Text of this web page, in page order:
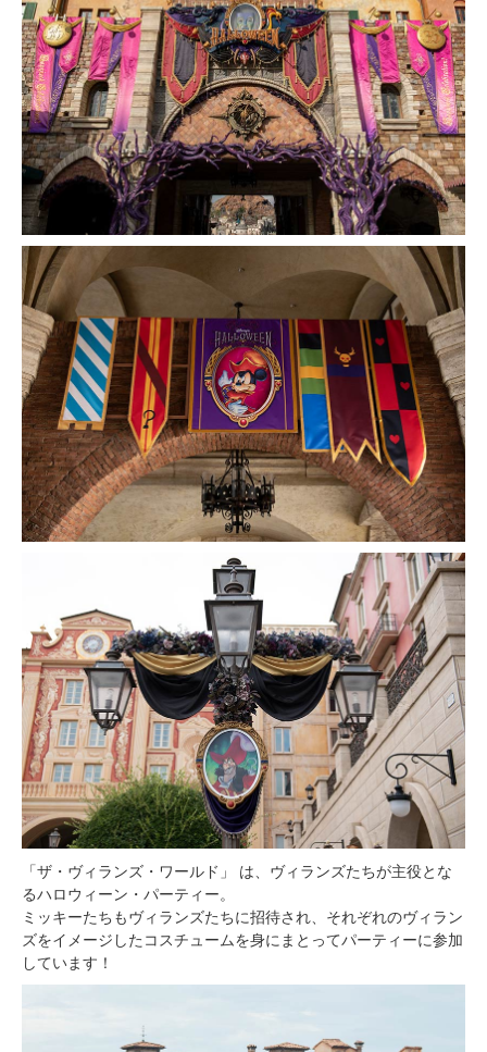
「ザ・ヴィランズ・ワールド」 は、ヴィランズたちが主役とな
るハロウィーン・パーティー。
ミッキーたちもヴィランズたちに招待され、それぞれのヴィラン
ズをイメージしたコスチュームを身にまとってパーティーに参加
しています！